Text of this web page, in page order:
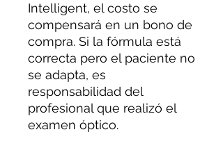
Intelligent, el costo se
compensará en un bono de
compra. Si la fórmula está
correcta pero el paciente no
se adapta, es
responsabilidad del
profesional que realizó el
examen óptico.